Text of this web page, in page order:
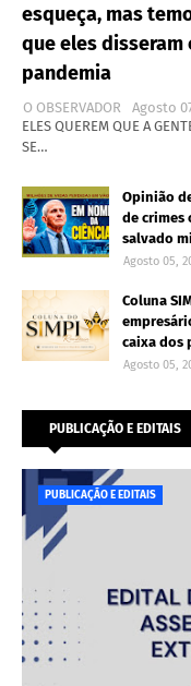
esqueça, mas
que eles
pandemia
O OBSERVADOR
Agosto
ELES QUEREM QUE A
SE…
Opinião
de crimes
salvado
Agosto 05,
Coluna
caixa dos
Agosto 05,
PUBLICAÇÃO E EDITAIS
PUBLICAÇÃO E EDITAIS